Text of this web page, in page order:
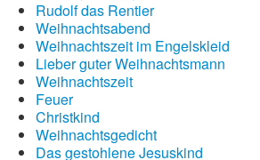
Rudolf das Rentier
Weihnachtsabend
Weihnachtszeit im Engelskleid
Lieber guter Weihnachtsmann
Weihnachtszeit
Feuer
Christkind
Weihnachtsgedicht
Das gestohlene Jesuskind